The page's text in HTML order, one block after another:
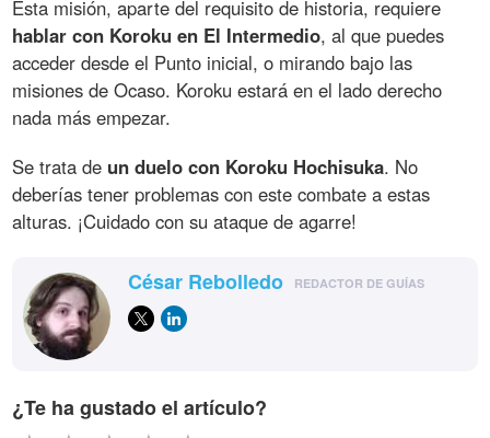
Esta misión, aparte del requisito de historia, requiere
hablar con Koroku en El Intermedio, al que puedes
acceder desde el Punto inicial, o mirando bajo las
misiones de Ocaso. Koroku estará en el lado derecho
nada más empezar.
Se trata de un duelo con Koroku Hochisuka. No
deberías tener problemas con este combate a estas
alturas. ¡Cuidado con su ataque de agarre!
César Rebolledo REDACTOR DE GUÍAS
¿Te ha gustado el artículo?